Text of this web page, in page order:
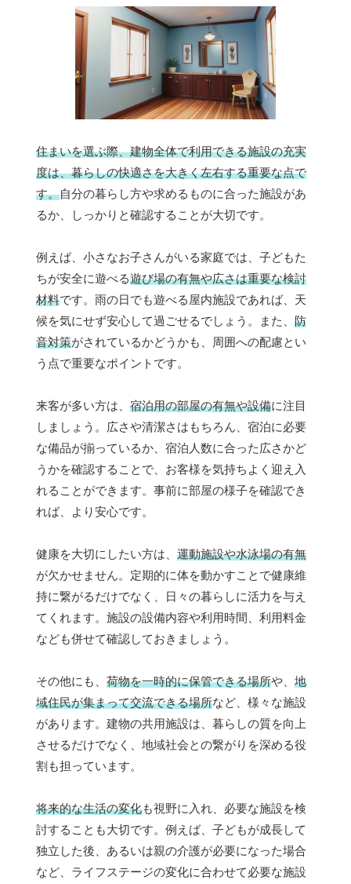
住まいを選ぶ際、建物全体で利用できる施設の充実
度は、暮らしの快適さを大きく左右する重要な点で
す。自分の暮らし方や求めるものに合った施設があ
るか、しっかりと確認することが大切です。
例えば、小さなお子さんがいる家庭では、子どもた
ちが安全に遊べる遊び場の有無や広さは重要な検討
材料です。雨の日でも遊べる屋内施設であれば、天
候を気にせず安心して過ごせるでしょう。また、 防
音対策がされているかどうかも、周囲への配慮とい
う点で重要なポイントです。
来客が多い方は、 宿泊用の部屋の有無や設備に注目
しましょう。広さや清潔さはもちろん、宿泊に必要
な備品が揃っているか、宿泊人数に合った広さかど
うかを確認することで、お客様を気持ちよく迎え入
れることができます。事前に部屋の様子を確認でき
れば、より安心です。
健康を大切にしたい方は、 運動施設や水泳場の有無
が欠かせません。定期的に体を動かすことで健康維
持に繋がるだけでなく、日々の暮らしに活力を与え
てくれます。施設の設備内容や利用時間、利用料金
なども併せて確認しておきましょう。
その他にも、 荷物を一時的に保管できる場所や、 地
域住民が集まって交流できる場所など、様々な施設
があります。建物の共用施設は、暮らしの質を向上
させるだけでなく、地域社会との繋がりを深める役
割も担っています。
将来的な生活の変化も視野に入れ、必要な施設を検
討することも大切です。例えば、子どもが成長して
独立した後、あるいは親の介護が必要になった場合
など、ライフステージの変化に合わせて必要な施設